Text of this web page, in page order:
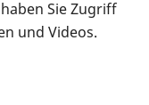
Sie Zugriff
und Videos.